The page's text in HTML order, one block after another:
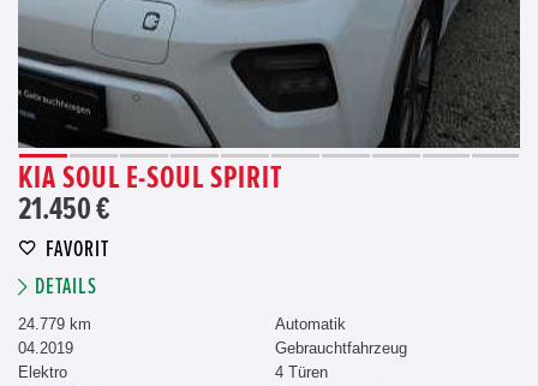
KIA SOUL E-SOUL SPIRIT
21.450 €
FAVORIT
DETAILS
24.779 km
04.2019
Elektro
Automatik
Gebrauchtfahrzeug
4 Türen